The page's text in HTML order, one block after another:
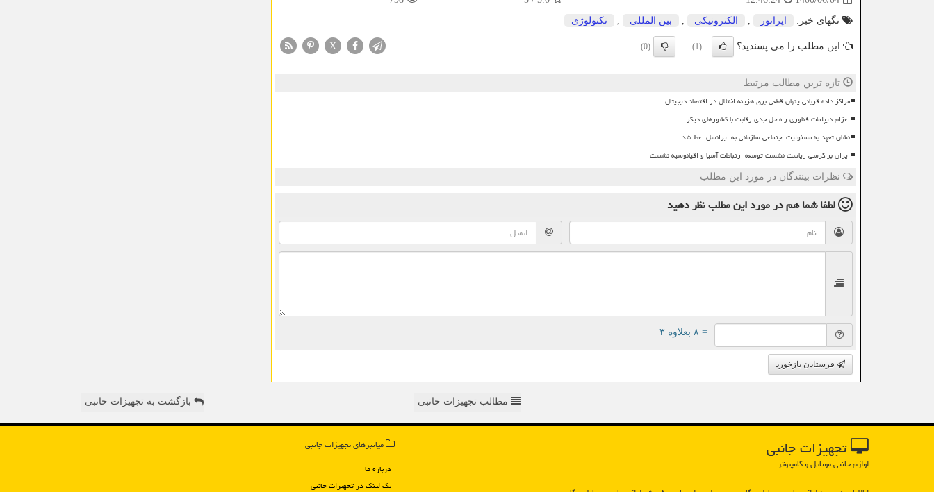
تگهای خبر: اپراتور , الكترونیكی , بین المللی , تكنولوژی
این مطلب را می پسندید؟ (1)
(0)
X
تازه ترین مطالب مرتبط
مراکز داده قربانی پنهان قطعی برق هزینه اختلال در اقتصاد دیجیتال
اعزام دیپلمات فناوری راه حل جدی رقابت با کشورهای دیگر
نشان تعهد به مسئولیت اجتماعی سازمانی به ایرانسل اعطا شد
ایران بر کرسی ریاست نشست توسعه ارتباطات آسیا و اقیانوسیه نشست
نظرات بینندگان در مورد این مطلب
لطفا شما همدر مورد این مطلبنظر دهید
= ۸ بعلاوه ۳
فرستادن بازخورد
مطالب تجهیزات حانبی بازگشت به تجهیزات حانبی
تجهیزات جانبی
لوازم جانبی موبایل و کامپیوتر
میانبرهای تجهیزات جانبی
درباره ما
بک لینک در تجهیزات جانبی